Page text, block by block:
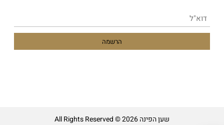
שען הפינה All Rights Reserved © 2026